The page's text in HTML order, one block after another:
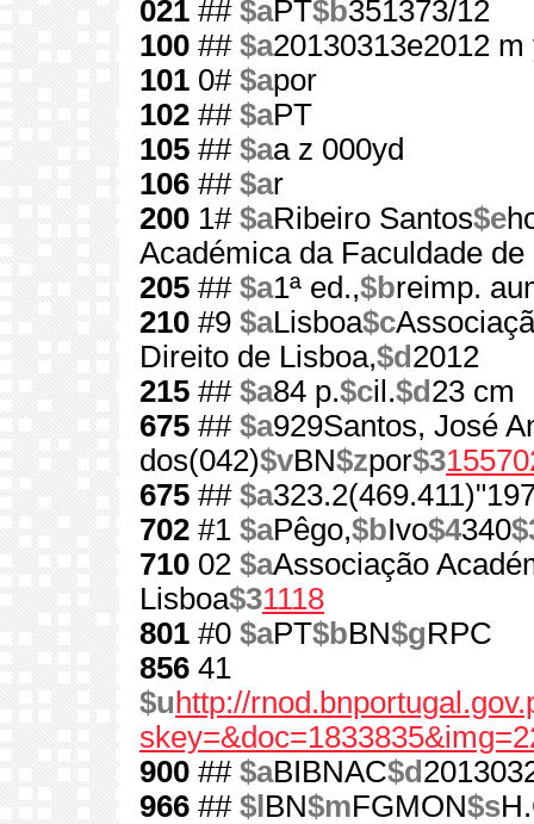
021 ## $aPT$b351373/12
100 ## $a20130313e2012
101 0# $apor
102 ## $aPT
105 ## $aa z 000yd
106 ## $ar
200 1# $aRibeiro Santos$e
Académica da Faculdade
205 ## $a1ª ed.,$breimp.
210 #9 $aLisboa$c
Direito de Lisboa,$d 2012
215 ## $a84 p.$cil.$d 23 cm
675 ## $a929Santos, José
dos(042)$vBN$zpor$3
675 ## $a
702 #1 $aPêgo,$bIvo$4340
710 02 $aAssociação
Lisboa$31118
801 #0 $aPT$bBN$gRPC
856 41
$u http://
900 ## $aBIBNAC$d
966 ## $l BN$mFGMON$s